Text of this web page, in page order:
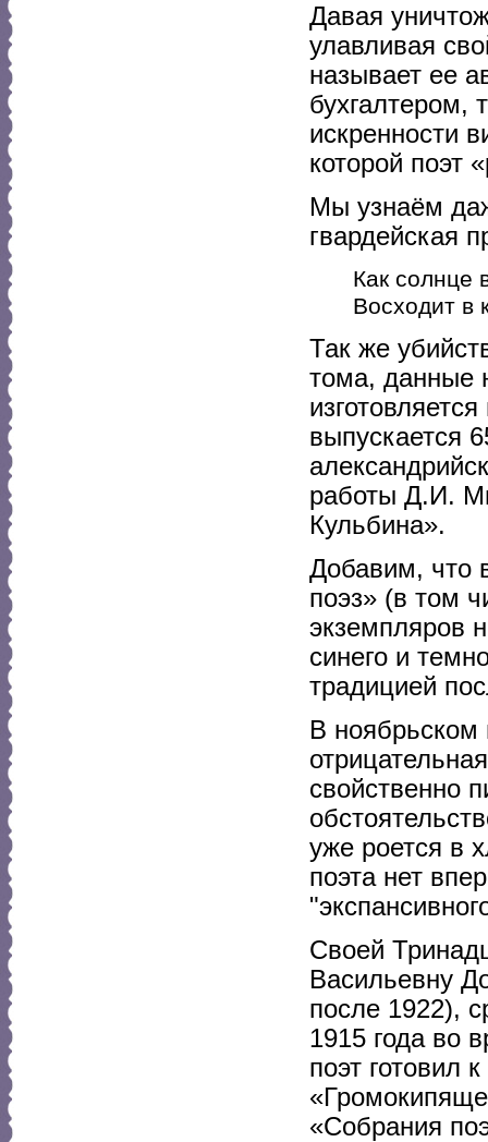
Давая
улавливая
называет ее
бухгалтером,
искренности
которой поэт
Мы узнаём
гвардейская
Как солнце
Восходит в
Так же
тома, данные
выпускается
работы Д.И.
Кульбина».
Добавим, что
поэз» (в том
экземпляров
синего и
традицией
В ноябрьском
свойственно
уже роется в
поэта нет
Своей
Васильевну
после 1922),
1915 года во
поэт готовил
«Собрания